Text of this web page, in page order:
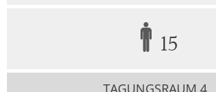
15
TAGUNGSRAUM 4